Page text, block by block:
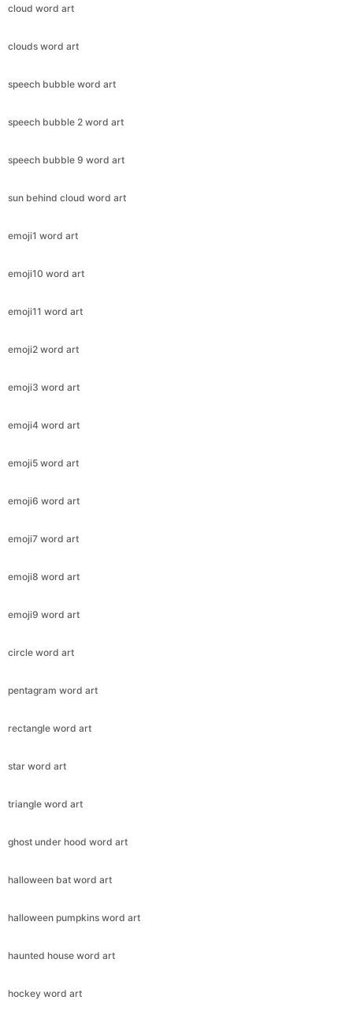
cloud word art
clouds word art
speech bubble word art
speech bubble 2 word art
speech bubble 9 word art
sun behind cloud word art
emoji1 word art
emoji10 word art
emoji11 word art
emoji2 word art
emoji3 word art
emoji4 word art
emoji5 word art
emoji6 word art
emoji7 word art
emoji8 word art
emoji9 word art
circle word art
pentagram word art
rectangle word art
star word art
triangle word art
ghost under hood word art
halloween bat word art
halloween pumpkins word art
haunted house word art
hockey word art